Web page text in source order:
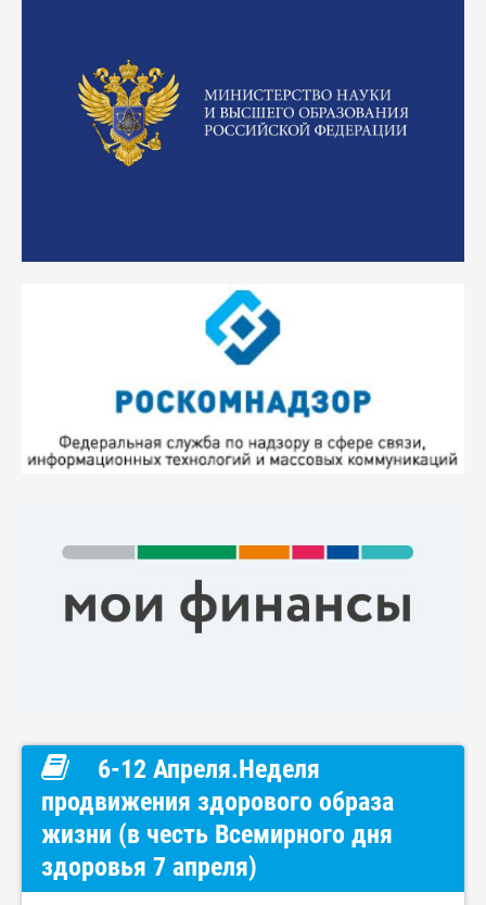
6-12 Апреля.Неделя
продвижения здорового образа
жизни (в честь Всемирного дня
здоровья 7 апреля)